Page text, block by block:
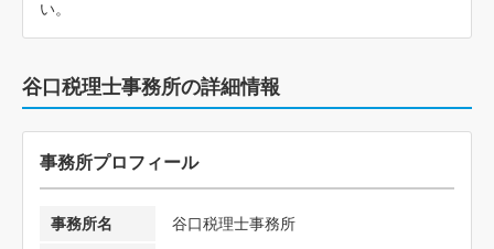
い。
谷口税理士事務所の詳細情報
事務所プロフィール
事務所名
谷口税理士事務所